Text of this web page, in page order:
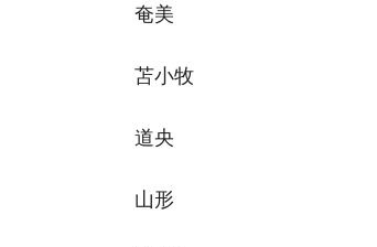
奄美
苫小牧
道央
山形